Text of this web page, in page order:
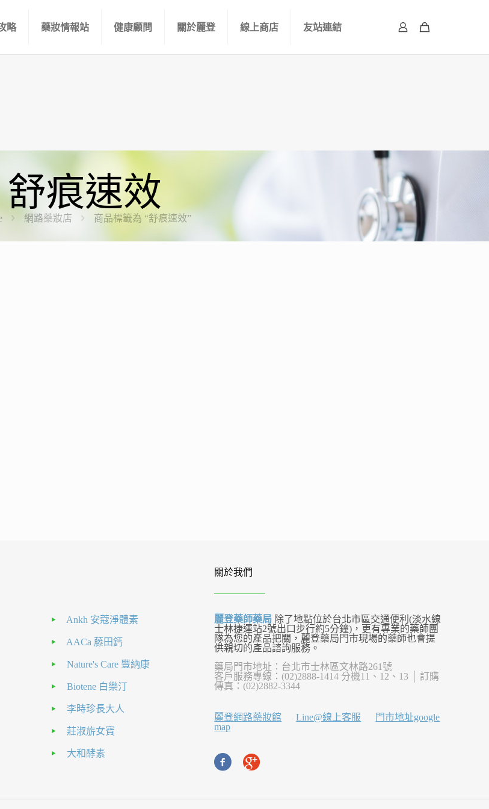
略 藥妝情報站 健康顧問 關於麗登 線上商店 友站連結
舒痕速效
網路藥妝店 商品標籤為 “舒痕速效”
Ankh 安蔻淨體素
AACa 藤田鈣
Nature's Care 豐納康
Biotene 白樂汀
李時珍長大人
莊淑旂女寶
大和酵素
關於我們
麗登藥師藥局 除了地點位於台北市區交通便利(淡水線
士林捷運站2號出口步行約5分鐘)，更有專業的藥師團
隊為您的產品把關，麗登藥局門市現場的藥師也會提
供親切的產品諮詢服務。
藥局門市地址：台北市士林區文林路261號
客戶服務專線：(02)2888-1414 分機11、12、13 │ 訂購
傳真：(02)2882-3344
麗登網路藥妝館 Line@線上客服
門市地址google
map